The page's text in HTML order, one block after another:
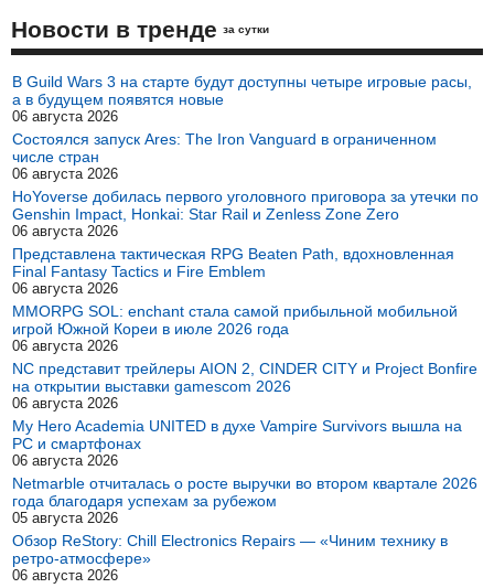
Новости в тренде за сутки
В Guild Wars 3 на старте будут доступны четыре игровые расы,
а в будущем появятся новые
06 августа 2026
Состоялся запуск Ares: The Iron Vanguard в ограниченном
числе стран
06 августа 2026
HoYoverse добилась первого уголовного приговора за утечки по
Genshin Impact, Honkai: Star Rail и Zenless Zone Zero
06 августа 2026
Представлена тактическая RPG Beaten Path, вдохновленная
Final Fantasy Tactics и Fire Emblem
06 августа 2026
MMORPG SOL: enchant стала самой прибыльной мобильной
игрой Южной Кореи в июле 2026 года
06 августа 2026
NC представит трейлеры AION 2, CINDER CITY и Project Bonfire
на открытии выставки gamescom 2026
06 августа 2026
My Hero Academia UNITED в духе Vampire Survivors вышла на
PC и смартфонах
06 августа 2026
Netmarble отчиталась о росте выручки во втором квартале 2026
года благодаря успехам за рубежом
05 августа 2026
Обзор ReStory: Chill Electronics Repairs — «Чиним технику в
ретро-атмосфере»
06 августа 2026